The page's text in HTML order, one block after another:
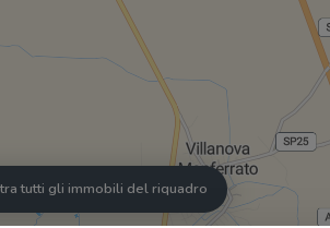
tutti gli immobili del riquadro